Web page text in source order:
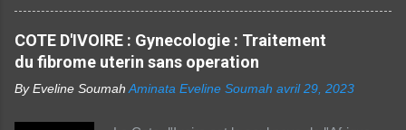
la population dans la région Afrique (hors Etats
arabes du continent) utilise Internet, selon le
rapport 2021 de l'Union internationale des
télécommunications (UIT) sur la connectivité
numérique dans le monde. Si entre 2019 et
COTE D'IVOIRE : Gynecologie : Traitement
du fibrome uterin sans operation
By Eveline Soumah Aminata Eveline Soumah avril 29, 2023